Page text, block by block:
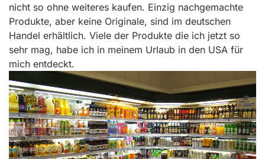
nicht so ohne weiteres kaufen. Einzig nachgemachte
Produkte, aber keine Originale, sind im deutschen
Handel erhältlich. Viele der Produkte die ich jetzt so
sehr mag, habe ich in meinem Urlaub in den USA für
mich entdeckt.